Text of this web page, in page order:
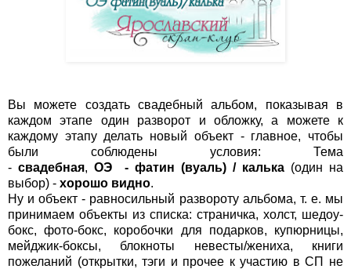
Вы можете создать свадебный альбом, показывая в
каждом этапе один разворот и обложку, а можете к
каждому этапу делать новый объект - главное, чтобы
были соблюдены условия: Тема
- свадебная, ОЭ - фатин (вуаль) / калька (один на
выбор) - хорошо видно.
Ну и объект - равносильный развороту альбома, т. е. мы
принимаем объекты из списка: страничка, холст, шедоу-
бокс, фото-бокс, коробочки для подарков, купюрницы,
мейджик-боксы, блокноты невесты/жениха, книги
пожеланий (открытки, тэги и прочее к участию в СП не